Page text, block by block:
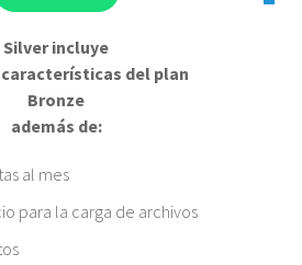
Silver incluye
del plan
Bronze
además de:
al mes
para la carga de archivos